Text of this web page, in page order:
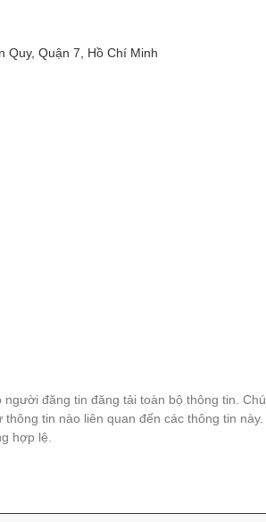
Quận 7, Hồ Chí Minh
người đăng tin đăng tải toàn bộ thông tin.
tin nào liên quan đến các thông tin
hợp lệ.